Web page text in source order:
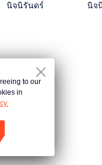
นิจนิรันดร์
นิจ
to our
in